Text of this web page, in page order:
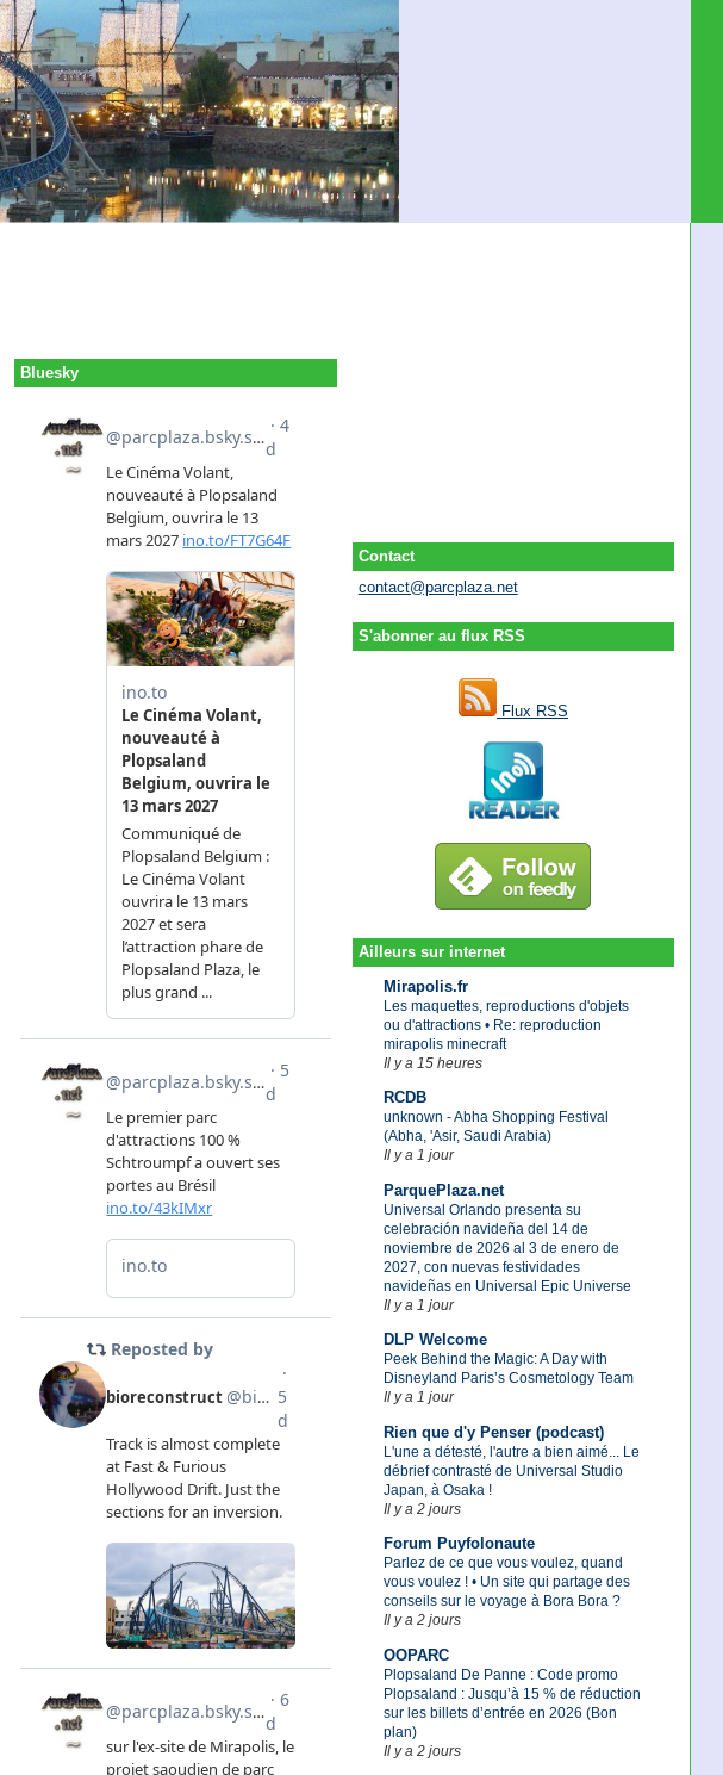
Contact
contact@parcplaza.net
S'abonner au flux RSS
Flux RSS
Ailleurs sur internet
Mirapolis.fr
Les maquettes, reproductions d'objets
ou d'attractions • Re: reproduction
mirapolis minecraft
Il y a 15 heures
RCDB
unknown - Abha Shopping Festival
(Abha, 'Asir, Saudi Arabia)
Il y a 1 jour
ParquePlaza.net
Universal Orlando presenta su
celebración navideña del 14 de
noviembre de 2026 al 3 de enero de
2027, con nuevas festividades
navideñas en Universal Epic Universe
Il y a 1 jour
DLP Welcome
Peek Behind the Magic: A Day with
Disneyland Paris’s Cosmetology Team
Il y a 1 jour
Rien que d'y Penser (podcast)
L'une a détesté, l'autre a bien aimé... Le
débrief contrasté de Universal Studio
Japan, à Osaka !
Il y a 2 jours
Forum Puyfolonaute
Parlez de ce que vous voulez, quand
vous voulez ! • Un site qui partage des
conseils sur le voyage à Bora Bora ?
Il y a 2 jours
OOPARC
Plopsaland De Panne : Code promo
Plopsaland : Jusqu’à 15 % de réduction
sur les billets d’entrée en 2026 (Bon
plan)
Il y a 2 jours
Bluesky